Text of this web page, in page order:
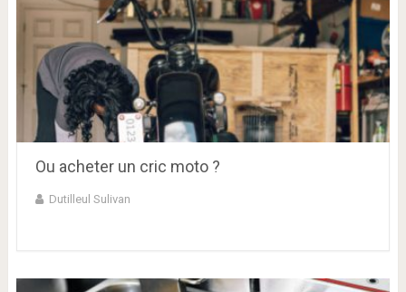
Ou acheter un cric moto ?
Dutilleul Sulivan